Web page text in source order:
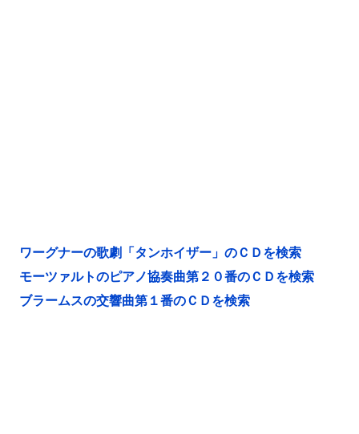
ワーグナーの歌劇「タンホイザー」のＣＤを検索
モーツァルトのピアノ協奏曲第２０番のＣＤを検索
ブラームスの交響曲第１番のＣＤを検索